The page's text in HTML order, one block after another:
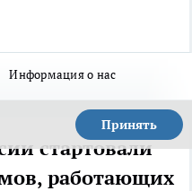
Информация о нас
Принять
стартовали
работающих